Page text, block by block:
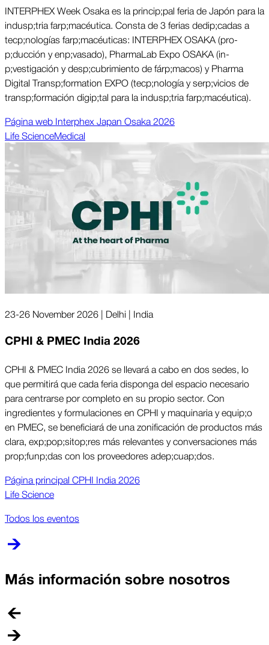
INTERPHEX Week Osaka es la princi­p;pal feria de Japón para la
indus­p;tria far­p;macéutica. Consta de 3 ferias dedi­p;cadas a
tec­p;nologías far­p;macéuticas: INTERPHEX OSAKA (pro­
p;ducción y en­p;vasado), PharmaLab Expo OSAKA (in­
p;vestigación y des­p;cubrimiento de fár­p;macos) y Pharma
Digital Trans­p;formation EXPO (tec­p;nología y ser­p;vicios de
trans­p;formación digi­p;tal para la indus­p;tria far­p;macéutica).
Página web Interphex Japan Osaka 2026
Life ScienceMedical
23-26 November 2026 | Delhi | India
CPHI & PMEC India 2026
CPHI & PMEC India 2026 se llevará a cabo en dos sedes, lo
que permitirá que cada feria disponga del espacio necesario
para centrarse por completo en su propio sector. Con
ingredientes y formulaciones en CPHI y maquinaria y equi­p;o
en PMEC, se beneficiará de una zonificación de productos más
clara, ex­p;po­p;sito­p;res más relevantes y conversaciones más
pro­p;fun­p;das con los proveedores ade­p;cua­p;dos.
Página prin­ci­pal CPHI India 2026
Life Science
Todos los eventos
Más información sobre nosotros